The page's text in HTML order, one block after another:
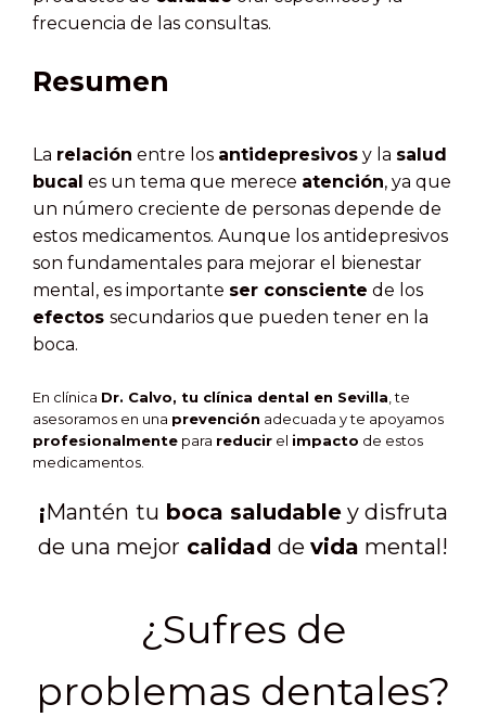
frecuencia de las consultas.
Resumen
La relación entre los antidepresivos y la salud
bucal es un tema que merece atención, ya que
un número creciente de personas depende de
estos medicamentos. Aunque los antidepresivos
son fundamentales para mejorar el bienestar
mental, es importante ser consciente de los
efectos secundarios que pueden tener en la
boca.
En clínica Dr. Calvo, tu clínica dental en Sevilla , te
asesoramos en una prevención adecuada y te apoyamos
profesionalmente para reducir el impacto de estos
medicamentos.
¡ Mantén tu boca saludabley disfruta
de una mejor calidad de vida mental!
¿Sufres de
problemas dentales?